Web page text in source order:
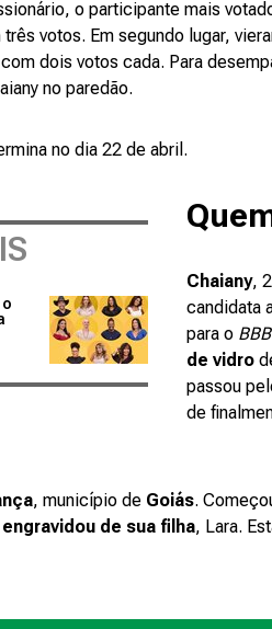
o participante mais
votos. Em segundo lugar,
dois votos cada. Para
no paredão.
no dia 22 de abril.
Chaiany,
candidata
para o
de vidro
passou
de
, município de Goiás.
de sua filha, Lara.